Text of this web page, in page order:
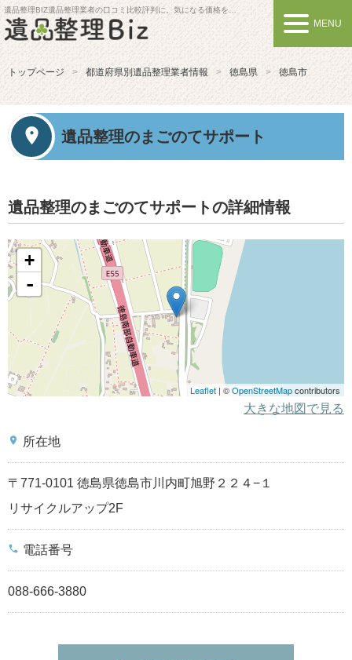
遺品整理BIZ遺品整理業者の口コミ比較評判に。気になる価格を比較しよう
MENU
トップページ 都道府県別遺品整理業者情報 徳島県 徳島市
遺品整理のまごのてサポート
遺品整理のまごのてサポートの詳細情報
+
-
Leaflet | ©OpenStreetMapcontributors
大きな地図で見る
place 所在地
〒771-0101 徳島県徳島市川内町旭野２２４−１
リサイクルアップ2F
phone 電話番号
088-666-3880